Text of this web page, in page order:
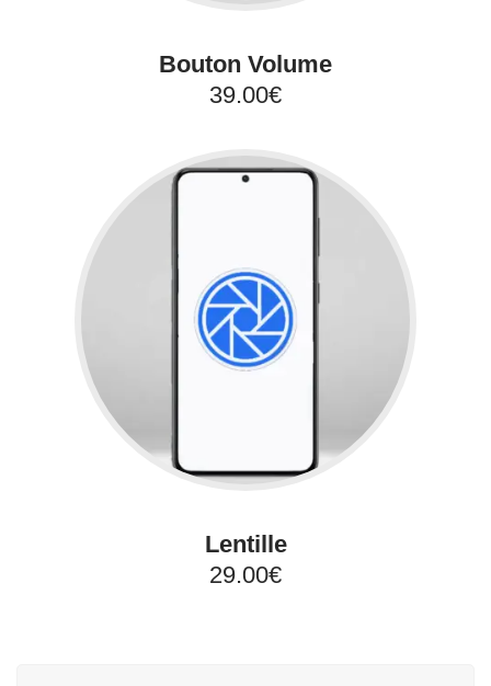
Bouton Volume
39.00€
Lentille
29.00€